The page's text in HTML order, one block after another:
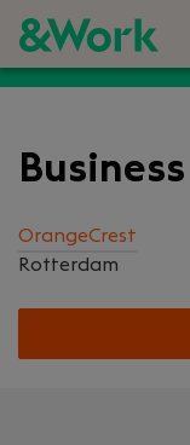
OrangeCrest
Rotterdam